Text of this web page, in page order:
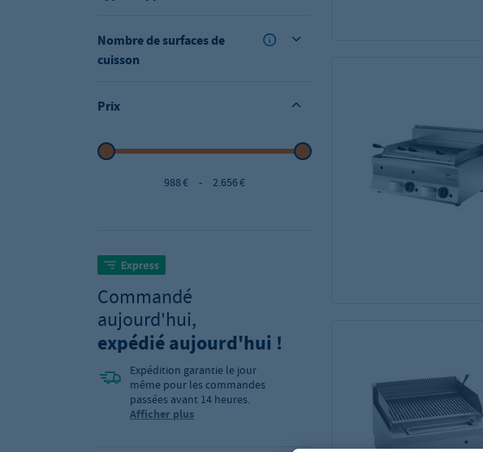
Nombre de surfaces de
cuisson
Prix
988 € - 2.656 €
Commandé
aujourd'hui,
expédié aujourd'hui !
Expédition garantie le jour
même pour les commandes
passées avant 14 heures.
Afficher plus